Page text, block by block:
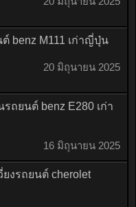
benz M111 เก่าญี่ปุ่น
20 มิถุนายน 2025
ถยนต์ benz E280 เก่า
16 มิถุนายน 2025
ยงรถยนต์ cherolet